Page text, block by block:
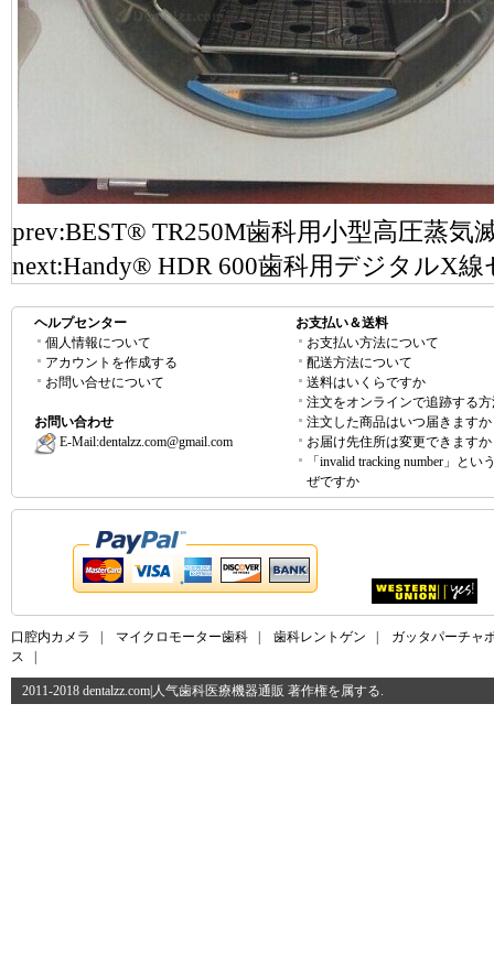
prev:BEST® TR250M歯科用小型高圧蒸気
next:Handy® HDR 600歯科用デジタルX
ヘルプセンター
個人情報について
アカウントを作成する
お問い合せについて
お問い合わせ
E-Mail:dentalzz.com@gmail.com
お支払い＆送料
お支払い方法について
配送方法について
送料はいくらですか
注文をオンラインで追跡する
注文した商品はいつ届きますか
お届け先住所は変更できますか
「invalid tracking number」とい
ぜですか
口腔内カメラ マイクロモーター歯科 歯科レントゲン
ガッタパーチャ
ス
2011-2018 dentalzz.com|人气歯科医療機器通販 著作権を属する.